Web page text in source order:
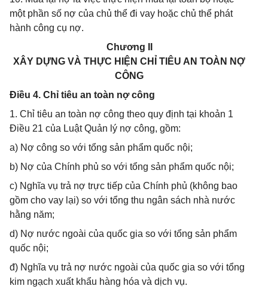
một phần số nợ của chủ thể đi vay hoặc chủ thể phát
hành công cụ nợ.
Chương II
XÂY DỰNG VÀ THỰC HIỆN CHỈ TIÊU AN TOÀN NỢ
CÔNG
Điều 4. Chỉ tiêu an toàn nợ công
1. Chỉ tiêu an toàn nợ công theo quy định tại khoản 1
Điều 21 của Luật Quản lý nợ công, gồm:
a) Nợ công so với tổng sản phẩm quốc nội;
b) Nợ của Chính phủ so với tổng sản phẩm quốc nội;
c) Nghĩa vụ trả nợ trực tiếp của Chính phủ (không bao
gồm cho vay lại) so với tổng thu ngân sách nhà nước
hằng năm;
d) Nợ nước ngoài của quốc gia so với tổng sản phẩm
quốc nội;
đ) Nghĩa vụ trả nợ nước ngoài của quốc gia so với tổng
kim ngạch xuất khẩu hàng hóa và dịch vụ.